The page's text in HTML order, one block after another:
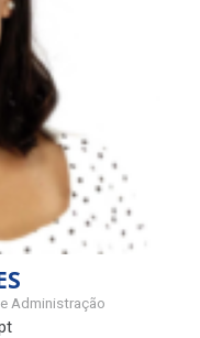
Administração